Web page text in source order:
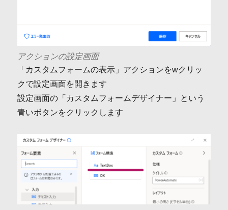
アクションの設定画面
「カスタムフォームの表示」アクションをwクリッ
クで設定画面を開きます
設定画面の「カスタムフォームデザイナー」という
青いボタンをクリックします